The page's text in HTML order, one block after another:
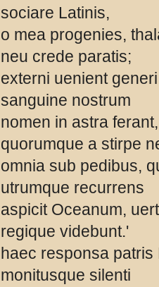
sociare Latinis,
o mea progenies,
neu crede paratis;
externi uenient
sanguine nostrum
nomen in astra ferant,
quorumque a stirpe
omnia sub pedibus,
utrumque recurrens
aspicit Oceanum,
regique videbunt.'
haec responsa patris
monitusque silenti